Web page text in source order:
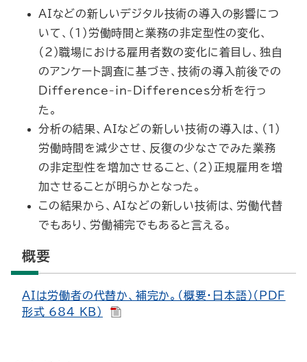
AIなどの新しいデジタル技術の導入の影響につ
いて、（1）労働時間と業務の非定型性の変化、
（2）職場における雇用者数の変化に着目し、独自
のアンケート調査に基づき、技術の導入前後での
Difference-in-Differences分析を行っ
た。
分析の結果、AIなどの新しい技術の導入は、（1）
労働時間を減少させ、反復の少なさでみた業務
の非定型性を増加させること、（2）正規雇用を増
加させることが明らかとなった。
この結果から、AIなどの新しい技術は、労働代替
でもあり、労働補完でもあると言える。
概要
AIは労働者の代替か、補完か。（概要・日本語）（PDF
形式 684 KB）